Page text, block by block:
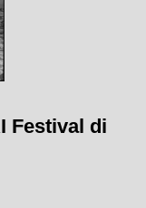
Festival di